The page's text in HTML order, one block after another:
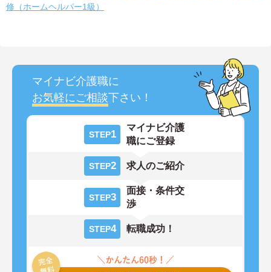
修（ホームヘルパー1級）
マイナビ介護職に
お気軽にご相談下さい！
STEP1
マイナビ介護
職にご登録
STEP2 求人のご紹介
STEP3
面接・条件交
渉
STEP4 転職成功！